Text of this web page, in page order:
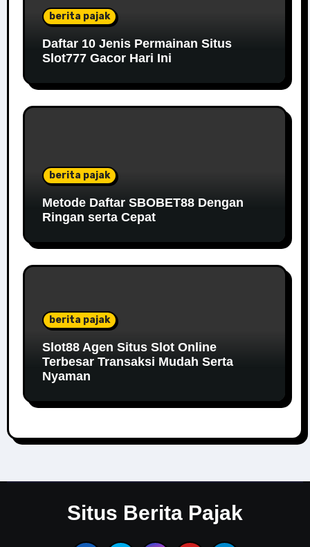
berita pajak
Daftar 10 Jenis Permainan Situs
Slot777 Gacor Hari Ini
berita pajak
Metode Daftar SBOBET88 Dengan
Ringan serta Cepat
berita pajak
Slot88 Agen Situs Slot Online
Terbesar Transaksi Mudah Serta
Nyaman
Situs Berita Pajak